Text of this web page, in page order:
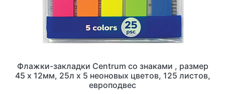
Флажки-закладки Centrum со знаками , размер
45 х 12мм, 25л х 5 неоновых цветов, 125 листов,
европодвес